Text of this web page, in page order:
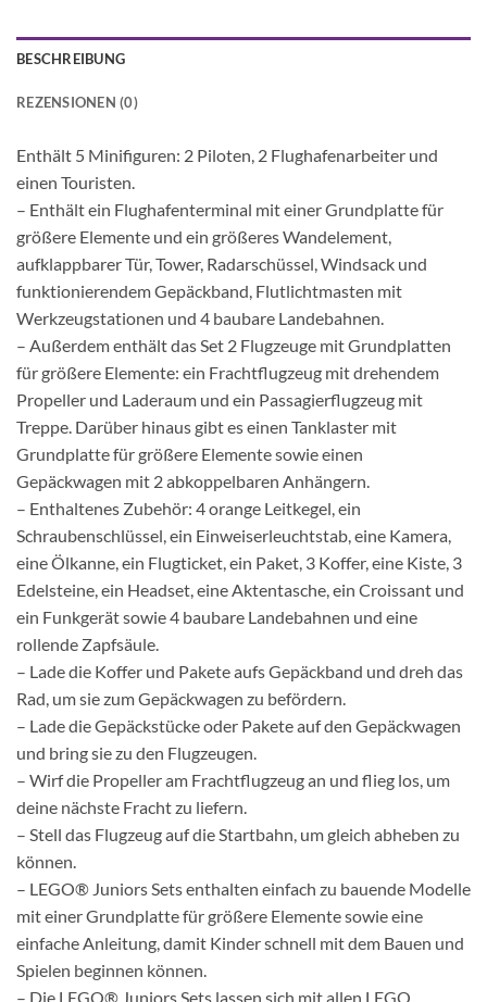
BESCHREIBUNG
REZENSIONEN (0)
Enthält 5 Minifiguren: 2 Piloten, 2 Flughafenarbeiter und
einen Touristen.
– Enthält ein Flughafenterminal mit einer Grundplatte für
größere Elemente und ein größeres Wandelement,
aufklappbarer Tür, Tower, Radarschüssel, Windsack und
funktionierendem Gepäckband, Flutlichtmasten mit
Werkzeugstationen und 4 baubare Landebahnen.
– Außerdem enthält das Set 2 Flugzeuge mit Grundplatten
für größere Elemente: ein Frachtflugzeug mit drehendem
Propeller und Laderaum und ein Passagierflugzeug mit
Treppe. Darüber hinaus gibt es einen Tanklaster mit
Grundplatte für größere Elemente sowie einen
Gepäckwagen mit 2 abkoppelbaren Anhängern.
– Enthaltenes Zubehör: 4 orange Leitkegel, ein
Schraubenschlüssel, ein Einweiserleuchtstab, eine Kamera,
eine Ölkanne, ein Flugticket, ein Paket, 3 Koffer, eine Kiste, 3
Edelsteine, ein Headset, eine Aktentasche, ein Croissant und
ein Funkgerät sowie 4 baubare Landebahnen und eine
rollende Zapfsäule.
– Lade die Koffer und Pakete aufs Gepäckband und dreh das
Rad, um sie zum Gepäckwagen zu befördern.
– Lade die Gepäckstücke oder Pakete auf den Gepäckwagen
und bring sie zu den Flugzeugen.
– Wirf die Propeller am Frachtflugzeug an und flieg los, um
deine nächste Fracht zu liefern.
– Stell das Flugzeug auf die Startbahn, um gleich abheben zu
können.
– LEGO® Juniors Sets enthalten einfach zu bauende Modelle
mit einer Grundplatte für größere Elemente sowie eine
einfache Anleitung, damit Kinder schnell mit dem Bauen und
Spielen beginnen können.
– Die LEGO® Juniors Sets lassen sich mit allen LEGO